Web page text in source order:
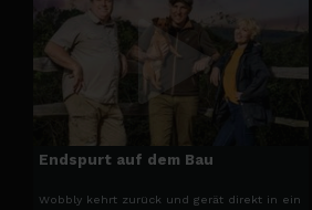
Endspurt auf dem Bau
Wobbly kehrt zurück und gerät direkt in ein